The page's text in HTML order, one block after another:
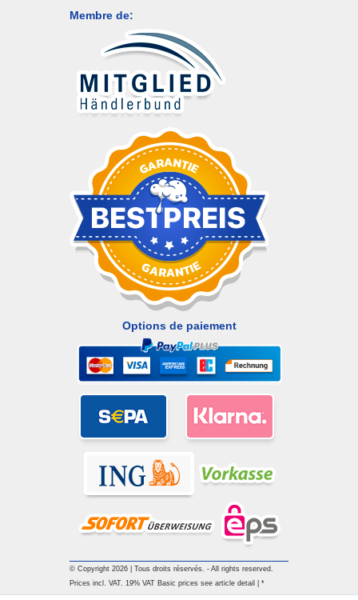
Membre de:
Options de paiement
© Copyright 2026 | Tous droits réservés. - All rights reserved.
Prices incl. VAT. 19% VAT Basic prices see article detail | *
Applies to deliveries to the UK!